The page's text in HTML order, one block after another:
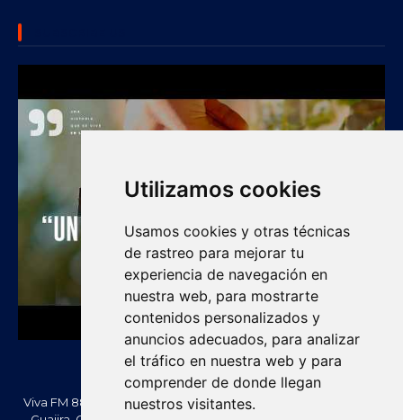
Utilizamos cookies
Usamos cookies y otras técnicas
de rastreo para mejorar tu
experiencia de navegación en
nuestra web, para mostrarte
contenidos personalizados y
anuncios adecuados, para analizar
el tráfico en nuestra web y para
comprender de donde llegan
nuestros visitantes.
Viva FM 88.2 FM es una emisora comunitaria de Villanueva, La